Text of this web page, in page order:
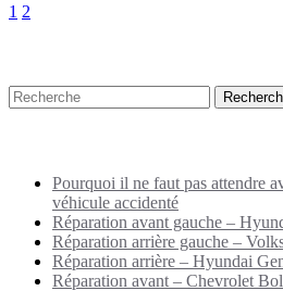
1 2
Pourquoi il ne faut pas attendre
véhicule accidenté
Réparation avant gauche –
Réparation arrière gauche –
Réparation arrière – Hyundai
Réparation avant – Chevrolet